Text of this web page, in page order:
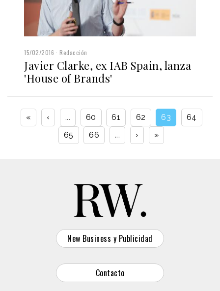
15/02/2016 Redacción
Javier Clarke, ex IAB Spain, lanza
'House of Brands'
« ‹ ... 60 61 62 63
64
65
66 ... › »
New Business y Publicidad
Contacto